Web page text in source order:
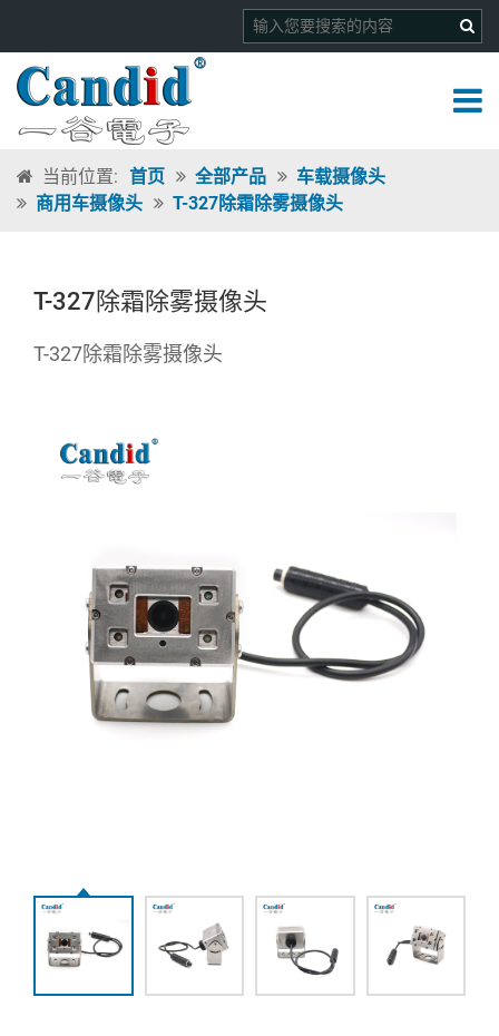
当前位置: 首页 全部产品
车载摄像头
商用车摄像头
T-327除霜除雾摄像头
T-327除霜除雾摄像头
T-327除霜除雾摄像头